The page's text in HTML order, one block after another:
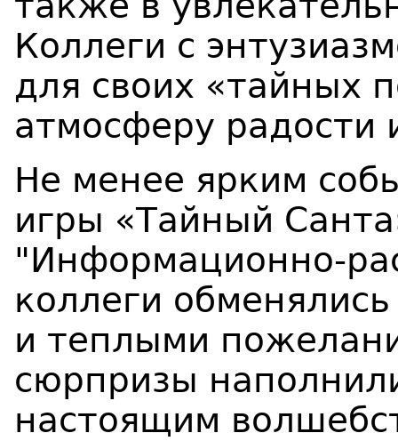
Коллеги с
для своих «тайных
атмосферу радости
Не менее ярким
игры «Тайный
"Информационно-
коллеги
и теплыми
сюрпризы
настоящим